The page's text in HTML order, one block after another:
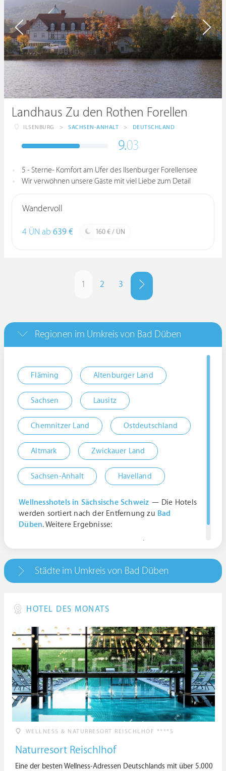
Landhaus Zu den Rothen Forellen
ILSENBURG > SACHSEN-ANHALT > DEUTSCHLAND
9.03
5 - Sterne- Komfort am Ufer des Ilsenburger Forellensee
Wir verwöhnen unsere Gäste mit viel Liebe zum Detail
Wandervoll
4 ÜN ab 639 € 160 € / ÜN
1 2 3
Regionen im Umkreis von Bad Düben
Fläming Altenburger Land
Sachsen Lausitz
Chemnitzer Land Ostdeutschland
Altmark Zwickauer Land
Sachsen-Anhalt Havelland
Wellnesshotels in Sächsische Schweiz — Die Hotels
werden sortiert nach der Entfernung zu Bad
Düben. Weitere Ergebnisse:
Städte im Umkreis von Bad Düben
HOTEL DES MONATS
WELLNESS & NATURRESORT REISCHLHOF ****S
Naturresort Reischlhof
Eine der besten Wellness-Adressen Deutschlands mit über 5.000